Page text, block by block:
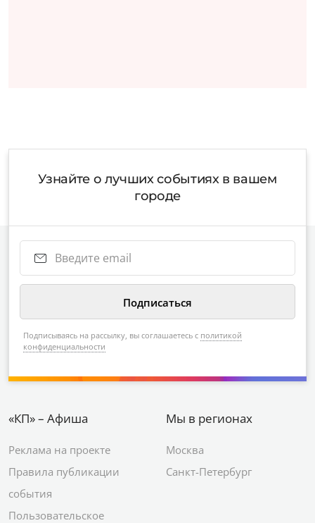
Узнайте о лучших событиях в вашем
городе
Подписываясь на рассылку, вы соглашаетесь с политикой
конфиденциальности
«КП» – Афиша
Реклама на проекте
Правила публикации
события
Пользовательское
Мы в регионах
Москва
Санкт-Петербург